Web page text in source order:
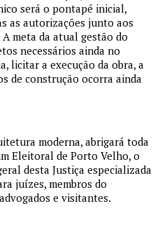
será o pontapé inicial,
as autorizações junto aos
meta da atual gestão do
necessários ainda no
licitar a execução da obra, a
de construção ocorra ainda
moderna, abrigará toda
Eleitoral de Porto Velho, o
desta Justiça especializada
juízes, membros do
e visitantes.